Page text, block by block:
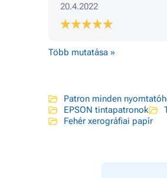
20.4.2022
Több mutatása »
Patron minden
EPSON tintapatronok
Fehér xerográfiai papír